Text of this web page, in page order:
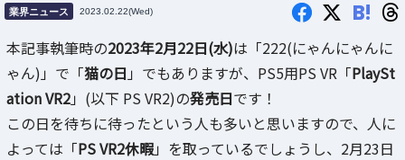
業界ニュース 2023.02.22(Wed) B!
本記事執筆時の2023年2月22日(水)は「222(にゃんにゃんに
ゃん)」で「猫の日 」でもありますが、PS5用PS VR「PlaySt
ation VR2」(以下 PS VR2)の発売日です！
この日を待ちに待ったという人も多いと思いますので、人に
よっては「PS VR2休暇」を取っているでしょうし、2月23日